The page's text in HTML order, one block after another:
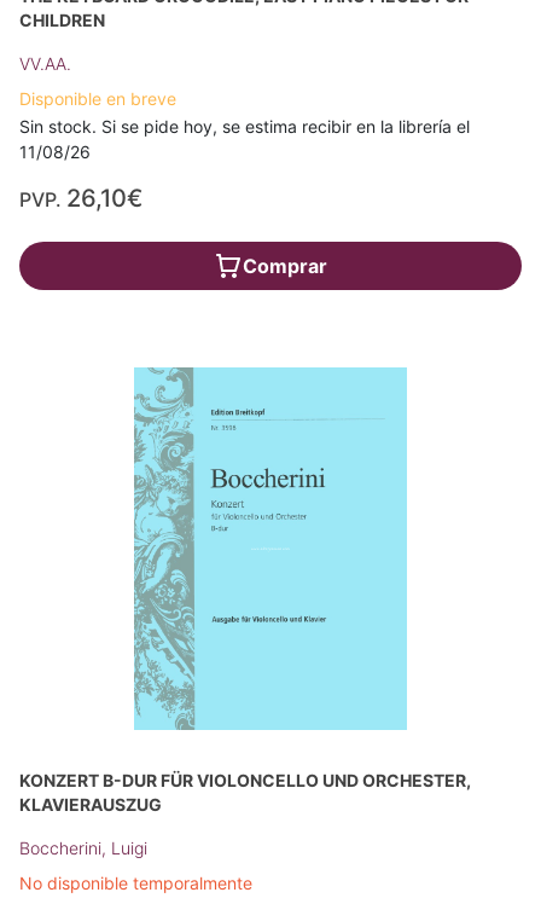
CHILDREN
VV.AA.
Disponible en breve
Sin stock. Si se pide hoy, se estima recibir en la librería el
11/08/26
PVP. 26,10€
Comprar
KONZERT B-DUR FÜR VIOLONCELLO UND ORCHESTER,
KLAVIERAUSZUG
Boccherini, Luigi
No disponible temporalmente